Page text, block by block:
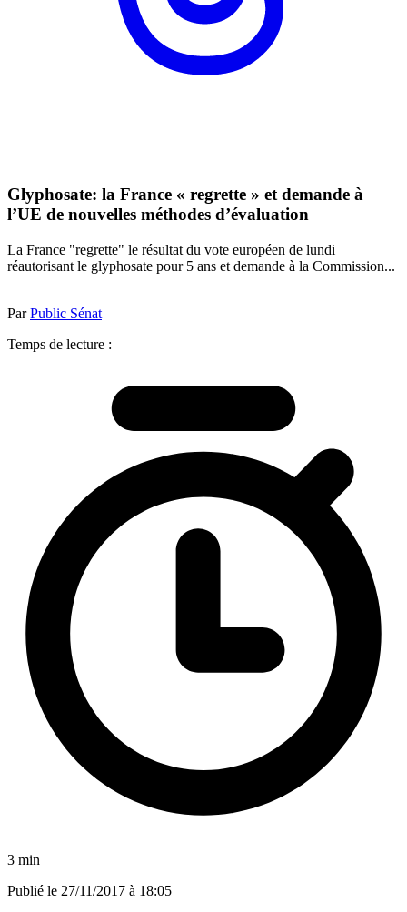
Glyphosate: la France « regrette » et demande à
l’UE de nouvelles méthodes d’évaluation
La France "regrette" le résultat du vote européen de lundi
réautorisant le glyphosate pour 5 ans et demande à la Commission...
ParPublic Sénat
Temps de lecture :
3 min
Publié le 27/11/2017 à 18:05